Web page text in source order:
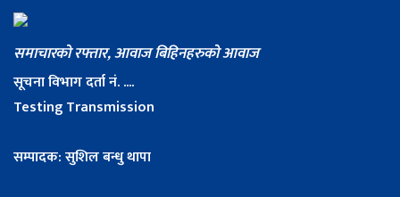
समाचारको रफ्तार, आवाज बिहिनहरुको आवाज
सूचना विभाग दर्ता नं. ....
Testing Transmission
सम्पादक: सुशिल बन्धु थापा